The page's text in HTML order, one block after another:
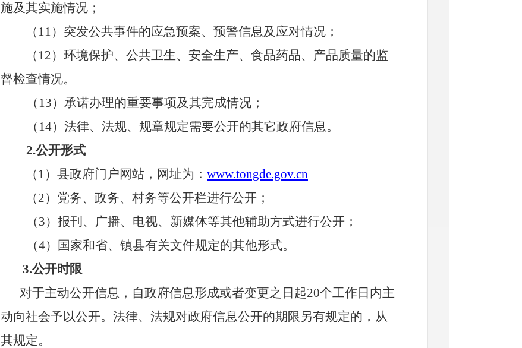
施及其实施情况；
（ 11）突发公共事件的应急预案、预警信息及应对情况；
（ 12）环境保护、公共卫生、安全生产、食品药品、产品质量的监
督检查情况。
（ 13）承诺办理的重要事项及其完成情况；
（ 14）法律、法规、规章规定需要公开的其它政府信息。
2.公开形式
（ 1）县政府门户网站，网址为： www.tongde.gov.cn
（2）党务、政务、村务等公开栏进行公开；
（3）报刊、广播、电视、新媒体等其他辅助方式进行公开；
（4）国家和省、镇县有关文件规定的其他形式。
3.公开时限
对于主动公开信息，自政府信息形成或者变更之日起20个工作日内主
动向社会予以公开。法律、法规对政府信息公开的期限另有规定的，从
其规定。